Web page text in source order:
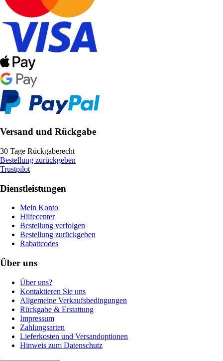
Versand und Rückgabe
30 Tage Rückgaberecht
Bestellung zurückgeben
Trustpilot
Dienstleistungen
Mein Konto
Hilfecenter
Bestellung verfolgen
Bestellung zurückgeben
Rabattcodes
Über uns
Über uns?
Kontaktieren Sie uns
Allgemeine Verkaufsbedingungen
Rückgabe & Erstattung
Impressum
Zahlungsarten
Lieferkosten und Versandoptionen
Hinweis zum Datenschutz